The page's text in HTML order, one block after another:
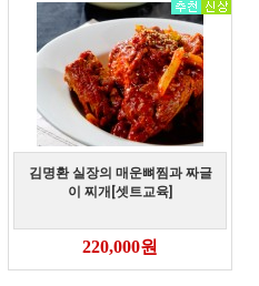
김명환 실장의 매운뼈찜과 짜글
이 찌개[셋트교육]
220,000원